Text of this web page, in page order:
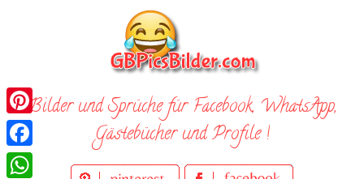
Bilder und Sprüche für Facebook, WhatsApp,
Gästebücher und Profile !
Pinterest
Facebook